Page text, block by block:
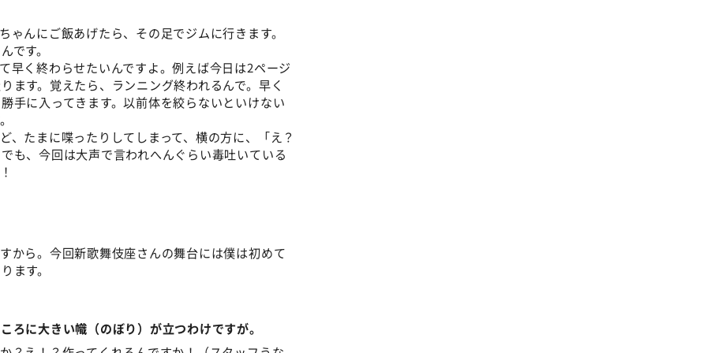
んにご飯あげたら、その足でジムに行きます。
です。
早く終わらせたいんですよ。例えば今日は2ページ
ます。覚えたら、ランニング終われるんで。早く
手に入ってきます。以前体を絞らないといけない
。
、たまに喋ったりしてしまって、横の方に、「え？
も、今回は大声で言われへんぐらい毒吐いている
から。今回新歌舞伎座さんの舞台には僕は初めて
ます。
に大きい幟（のぼり）が立つわけですが。